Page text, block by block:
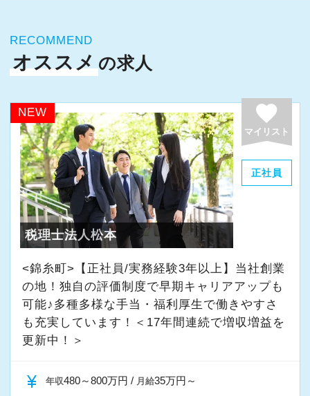
RECOMMEND
オススメ の求人
NEW favorite
マイリスト
正社員
税理士法人松本
<錦糸町>【正社員/実務経験3年以上】当社創業
の地！独自の評価制度で早期キャリアアップも
可能♪多種多様な手当・福利厚生で働きやすさ
も充実しています！＜17年間連続で増収増益を
更新中！＞
currency_yen 年収480～800万円 / 月給35万円～